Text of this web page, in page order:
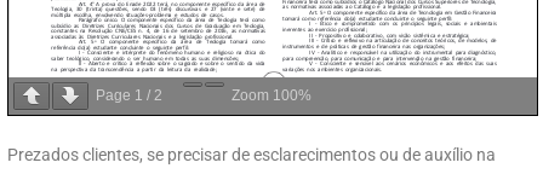
Page 1 / 2 Zoom 100%
Prezados clientes, se precisar de esclarecimentos ou de auxílio na